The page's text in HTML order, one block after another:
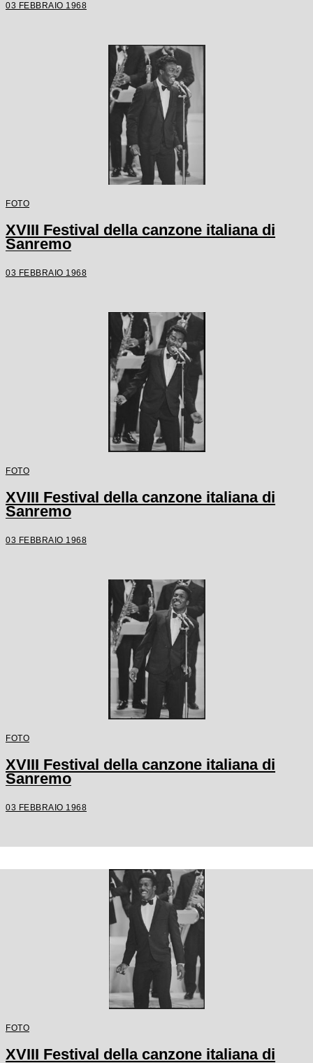
03 FEBBRAIO 1968
FOTO
XVIII Festival della canzone italiana di
Sanremo
03 FEBBRAIO 1968
FOTO
XVIII Festival della canzone italiana di
Sanremo
03 FEBBRAIO 1968
FOTO
XVIII Festival della canzone italiana di
Sanremo
03 FEBBRAIO 1968
FOTO
XVIII Festival della canzone italiana di